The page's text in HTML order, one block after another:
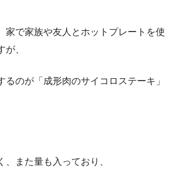
家で家族や友人とホットプレートを使
が、
るのが「成形肉のサイコロステーキ」
、また量も入っており、